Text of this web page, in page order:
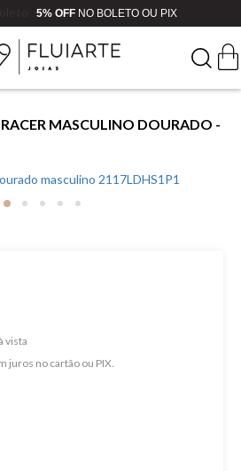
5% OFF NO BOLETO OU PIX
MASCULINO DOURADO -